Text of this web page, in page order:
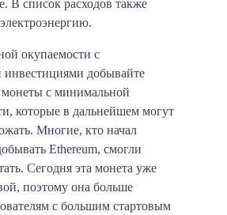
В список расходов также
окупаемости с
добывайте
монеты с минимальной
которые в дальнейшем могут
Многие, кто начал
Ethereum, смогли
Сегодня эта монета уже
поэтому она больше
с большим стартовым